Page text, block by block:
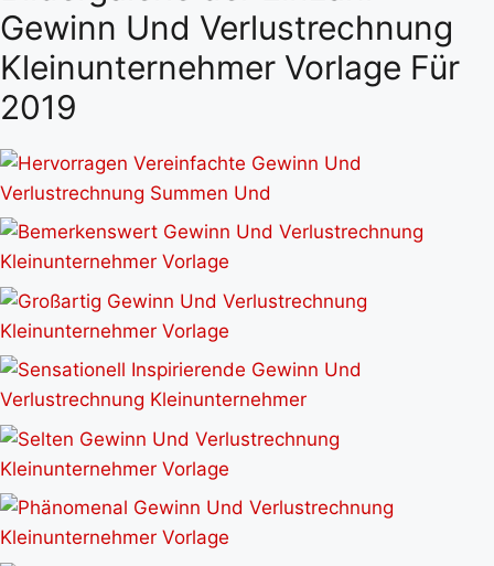
Gewinn Und Verlustrechnung
Kleinunternehmer Vorlage Für
2019